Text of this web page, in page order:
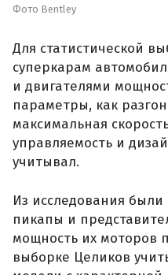
Фото Bentley
Для статистической
суперкарам
и двигателями
параметры, как
максимальная
управляемость и
учитывал.
Из исследования
пикапы и
мощность их моторов
выборке Целиков